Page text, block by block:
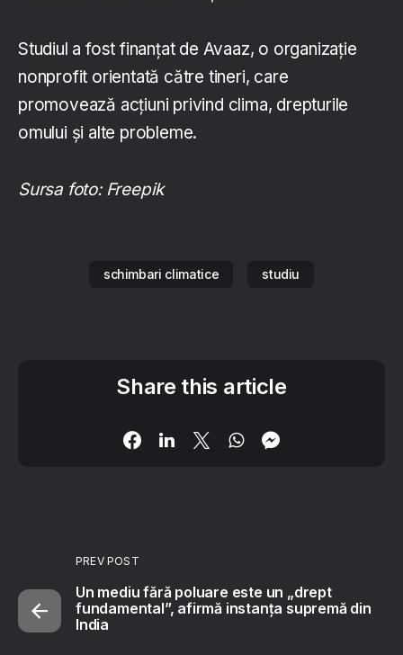
Studiul a fost finanțat de Avaaz, o organizație
nonprofit orientată către tineri, care
promovează acțiuni privind clima, drepturile
omului și alte probleme.
Sursa foto: Freepik
schimbari climatice studiu
Share this article
PREV POST
Un mediu fără poluare este un „drept
fundamental”, afirmă instanța supremă din
India